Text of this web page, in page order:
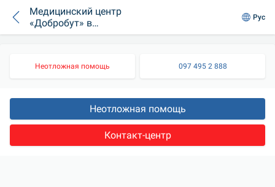
Медицинский центр
«Добробут» в
Ирпене предлагает
врачам клиники.
Рус
Неотложная помощь 097 495 2 888
Неотложная помощь
Контакт-центр